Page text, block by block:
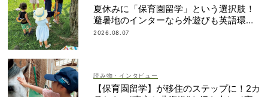
夏休みに「保育園留学」という選択肢！
避暑地のインターなら外遊びも英語環境
もいいとこ取り
2026.08.07
読み物・インタビュー
【保育園留学】が移住のステップに！2カ